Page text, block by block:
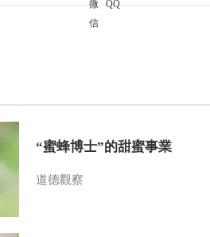
“蜜蜂博士”的甜蜜事業
道德觀察